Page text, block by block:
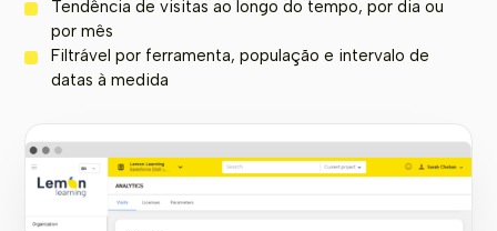
Tendência de visitas ao longo do tempo, por dia ou
por mês
Filtrável por ferramenta, população e intervalo de
datas à medida